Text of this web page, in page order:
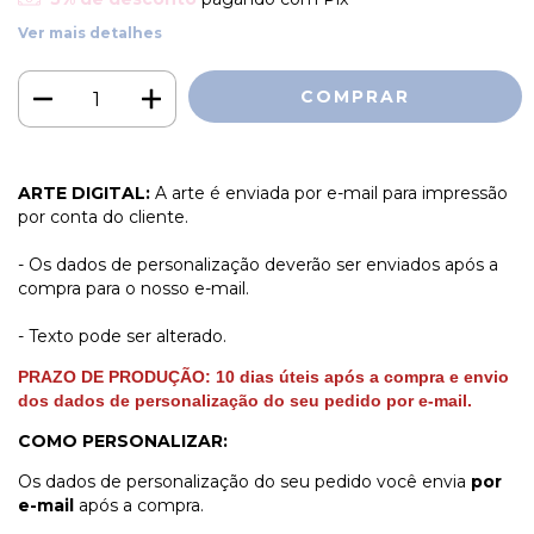
Ver mais detalhes
ARTE DIGITAL: A arte é enviada por e-mail para impressão
por conta do cliente.
- Os dados de personalização deverão ser enviados após a
compra para o nosso e-mail.
- Texto pode ser alterado.
PRAZO DE PRODUÇÃO: 10 dias úteis após a compra e envio
dos dados de personalização do seu pedido por e-mail.
COMO PERSONALIZAR:
Os dados de personalização do seu pedido você envia por
e-mail após a compra.